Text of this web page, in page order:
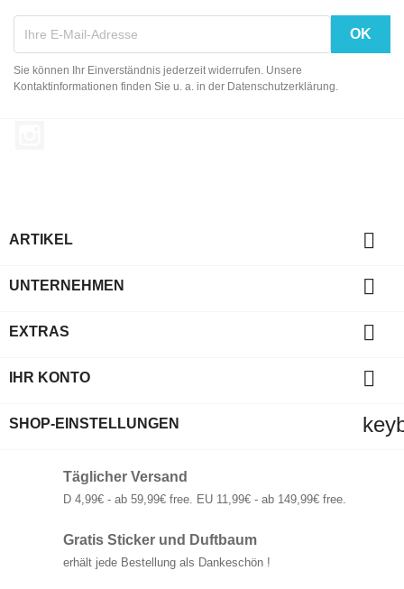
Sie können Ihr Einverständnis jederzeit widerrufen. Unsere
Kontaktinformationen finden Sie u. a. in der Datenschutzerklärung.
ARTIKEL 
UNTERNEHMEN 
EXTRAS 
IHR KONTO 
SHOP-EINSTELLUNGEN
Täglicher Versand
D 4,99€ - ab 59,99€ free. EU 11,99€ - ab 149,99€ free.
Gratis Sticker und Duftbaum
erhält jede Bestellung als Dankeschön !